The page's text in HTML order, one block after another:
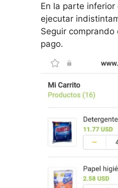
En la parte
ejecutar
Seguir comprando
pago.